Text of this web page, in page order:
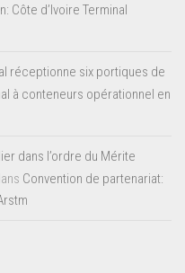
Côte d’Ivoire Terminal
réceptionne six portiques de
à conteneurs opérationnel en
dans l’ordre du Mérite
Convention de partenariat: